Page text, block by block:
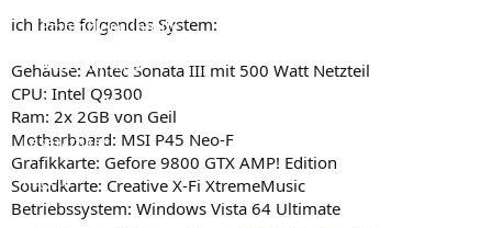
Empfohlene Inhalte
Neue Beiträge
Neueste Aktivitäten
Leserartikel
Regeln
ich habe folgendes System:
Gehäuse: Antec Sonata III mit 500 Watt Netzteil
CPU: Intel Q9300
Ram: 2x 2GB von Geil
Motherboard: MSI P45 Neo-F
Grafikkarte: Gefore 9800 GTX AMP! Edition
Soundkarte: Creative X-Fi XtremeMusic
Betriebssystem: Windows Vista 64 Ultimate